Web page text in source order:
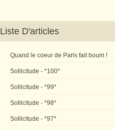
Liste D'articles
Quand le coeur de Paris fait boum !
Sollicitude - *100*
Sollicitude - *99*
Sollicitude - *98*
Sollicitude - *97*